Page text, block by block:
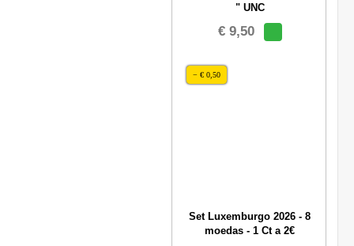
" UNC
€ 9,50
− € 0,50
Set Luxemburgo 2026 - 8
moedas - 1 Ct a 2€